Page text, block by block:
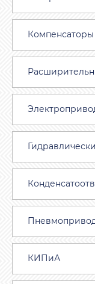
Компенсаторы
КИПиА